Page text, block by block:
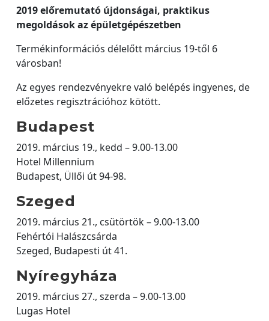
2019 előremutató újdonságai, praktikus
megoldások az épületgépészetben
Termékinformációs délelőtt március 19-től 6
városban!
Az egyes rendezvényekre való belépés ingyenes, de
előzetes regisztrációhoz kötött.
Budapest
2019. március 19., kedd – 9.00-13.00
Hotel Millennium
Budapest, Üllői út 94-98.
Szeged
2019. március 21., csütörtök – 9.00-13.00
Fehértói Halászcsárda
Szeged, Budapesti út 41.
Nyíregyháza
2019. március 27., szerda – 9.00-13.00
Lugas Hotel